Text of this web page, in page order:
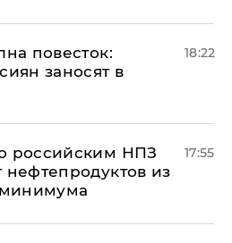
повесток:
заносят в
18:22
российским НПЗ
нефтепродуктов из
17:55